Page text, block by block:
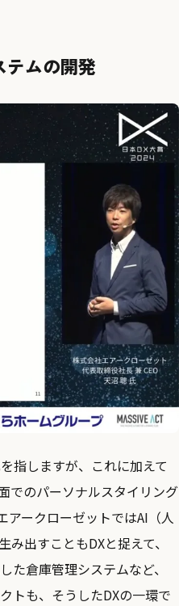
テムの開発
指しますが、これに加えて
でのパーソナルスタイリング
ークローゼットではAI（人
出すこともDXと捉えて、
た倉庫管理システムなど、
トも、そうしたDXの一環で